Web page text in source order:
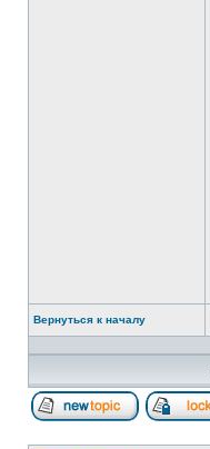
Вернуться к началу